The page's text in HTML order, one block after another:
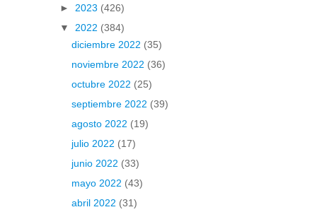
► 2023 (426)
▼ 2022 (384)
diciembre 2022 (35)
noviembre 2022 (36)
octubre 2022 (25)
septiembre 2022 (39)
agosto 2022 (19)
julio 2022 (17)
junio 2022 (33)
mayo 2022 (43)
abril 2022 (31)